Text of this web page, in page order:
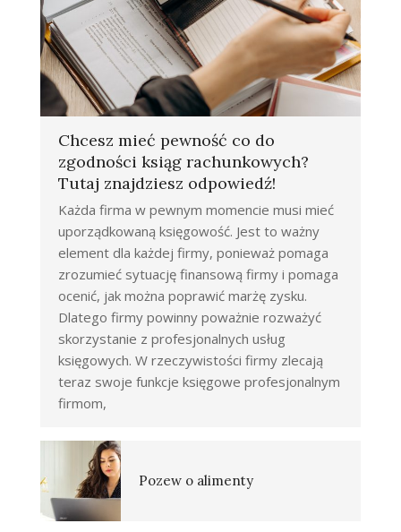
Chcesz mieć pewność co do
zgodności ksiąg rachunkowych?
Tutaj znajdziesz odpowiedź!
Każda firma w pewnym momencie musi mieć
uporządkowaną księgowość. Jest to ważny
element dla każdej firmy, ponieważ pomaga
zrozumieć sytuację finansową firmy i pomaga
ocenić, jak można poprawić marżę zysku.
Dlatego firmy powinny poważnie rozważyć
skorzystanie z profesjonalnych usług
księgowych. W rzeczywistości firmy zlecają
teraz swoje funkcje księgowe profesjonalnym
firmom,
Pozew o alimenty